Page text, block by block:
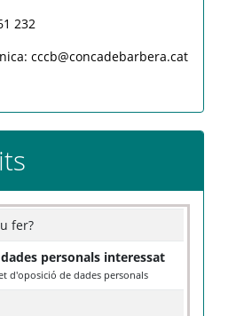
232
cccb@concadebarbera.cat
fer?
personals interessat
d'oposició de dades personals